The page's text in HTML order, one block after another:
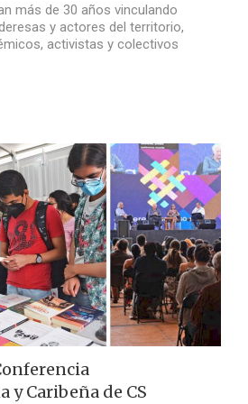
más de 30 años vinculando
y actores del territorio,
activistas y colectivos
Caribeña de CS